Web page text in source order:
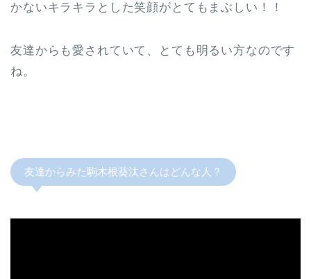
かないキラキラとした笑顔がとてもまぶしい！！
友達からも愛されていて、とても明るい方なのです
ね。
友達からみた駒木根葵汰さんはどんな人？